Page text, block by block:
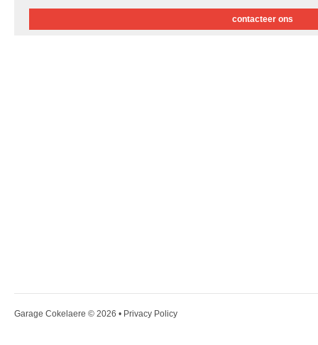
contacteer ons
Garage Cokelaere © 2026 • Privacy Policy